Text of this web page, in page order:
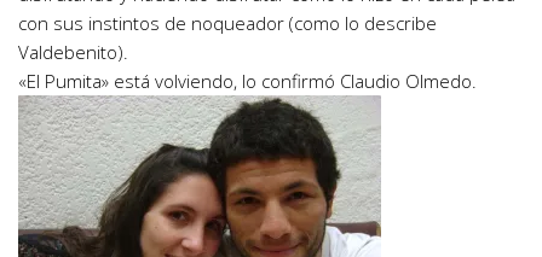
con sus instintos de noqueador (como lo describe
Valdebenito).
«El Pumita» está volviendo, lo confirmó Claudio Olmedo.